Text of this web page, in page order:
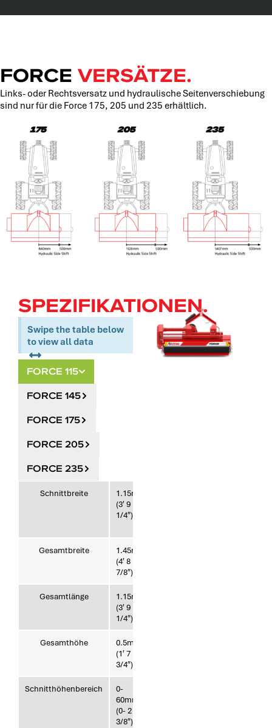
FORCE VERSÄTZE.
Links- oder Rechtsversatz und hydraulische Seitenverschiebung
sind nur für die Force 175, 205 und 235 erhältlich.
SPEZIFIKATIONEN.
Swipe the table below
to view all data
FORCE 115
FORCE 145
FORCE 175
FORCE 205
FORCE 235
Schnittbreite
1.15m
(3′ 9
1/4″)
Gesamtbreite
1.45m
(4′ 8
7/8″)
Gesamtlänge
1.15m
(3′ 9
1/4″)
Gesamthöhe
0.5m
(1′ 7
3/4″)
Schnitthöhenbereich
0-
60mm
(0- 2
3/8″)